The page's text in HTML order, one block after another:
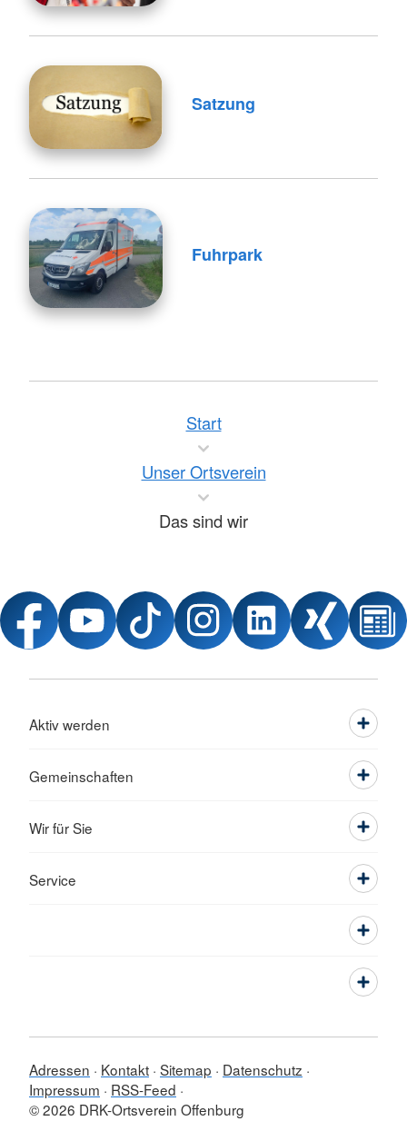
Satzung
Fuhrpark
Start
Unser Ortsverein
Das sind wir
Aktiv werden
Gemeinschaften
Wir für Sie
Service
Adressen Kontakt Sitemap
Datenschutz
Impressum
RSS-Feed
© 2026 DRK-Ortsverein Offenburg